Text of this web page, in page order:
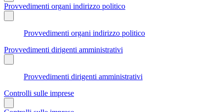
Provvedimenti organi indirizzo politico
Provvedimenti organi indirizzo politico
Provvedimenti dirigenti amministrativi
Provvedimenti dirigenti amministrativi
Controlli sulle imprese